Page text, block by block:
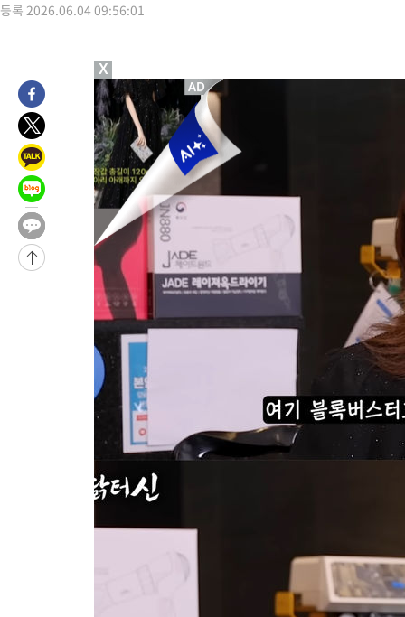
3시간 전 >[속보]코스닥 지수 5%대 급등에 '매수 사이드카' 발동
3시간 전 >[속보]원·달러 환율, 오전 9시 1410.3원
[속보]코스닥, 8.85포인트(1.11%) 오른 807.66 개장
3시간 전 >
[속보]코스피, 47.56포인트(0.76%) 오른 6306.33 개장
-26534초 전 >
한국계 프란체스카 홍 등 美 진보파 '약진'…2028년 대선판 흔
-25931초 전 >
구윤철 "ISA 제도 개편안 관련 '與 제안'에 공감…제도 보완
검토"
-19252초 전 >
[단독]체온 40.6도 쓰러진 해명…"엄살"이라며 훈련강요
-18260초 전 >
[속보]강훈식 "충청권 246조·영남권 107조 투자 프로젝트 올
-17907초 전 >
[속보]강훈식 "반도체 함께 성장 프로젝트 10년간 1조원 규모
진…상생무역금융 5조 공급"
-17459초 전 >
[속보]강훈식 "연내 메가특구특별법 제정 추진…인허가·환경
평가 단축"
-15827초 전 >
[속보]경찰, '내부 비리' 자진신고자 징계 감면…포상금 1억으
누그러진 극한 폭염…'낮 최고 34도' 무더위는 이어져[내일날
제주 골프장서 멧돼지 출현 결국 사살…'이용객 대피'
[속보]원·달러 환율, 2.3원 오른 1418.4원 마감
[속보]코스피, 40.89포인트(0.65%) 오른 6299.66 마감
[속보]코스닥, 55.66포인트(6.97%) 오른 854.47 마감
대포통장 107개로 불법도박 수익 5062억 세탁…19명 검거
[속보]이 대통령 "2028년 중순까지 광주 군공항 기능 다른 군공
로 임시 배치해 산단 조기 착공"
포항스틸야드 관중석 천장 석재 낙하…K리그 전구장 긴급 점검
[속보]'전장연 시위' 1호선 용산역 상행선 무정차 통과 종료
[속보]코스닥, 8.85포인트(1.11%) 오른 807.66 개장
[속보]코스피, 47.56포인트(0.76%) 오른 6306.33 개장
등록 2026.06.04 09:56:01
X